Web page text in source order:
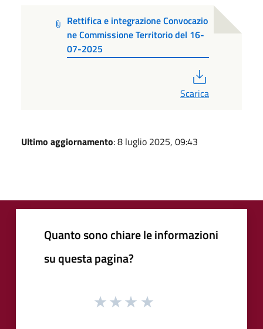
Rettifica e integrazione Convocazio
ne Commissione Territorio del 16-
07-2025
Scarica
Ultimo aggiornamento: 8 luglio 2025, 09:43
Quanto sono chiare le informazioni
su questa pagina?